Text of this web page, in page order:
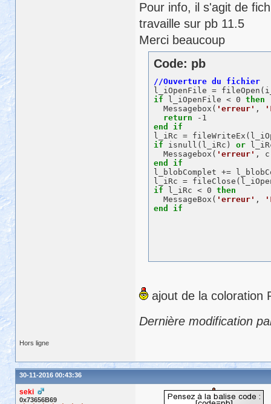
Pour info, il s'agit de
travaille sur pb 11.5
Merci beaucoup
Code: pb
l_iOpenFile =
if l_iOpenFile < 0 then
  Messagebox(
'erreur' ,
return
end
if
if isnull(l_iRc) or
  Messagebox(
'erreur' ,
end
if
if l_iRc < 0 then
  MessageBox(
'erreur' ,
end
if
ajout de la coloration
Dernière modification
Hors ligne
30-11-2016 00:43:36
seki
0x73656B69